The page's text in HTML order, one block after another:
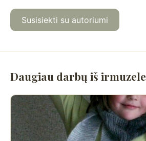
Susisiekti su autoriumi
Daugiau darbų iš irmuzele